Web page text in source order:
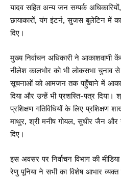
यादव सहित अन्य जन सम्पर्क
छायाकारों, यंग इंटर्न, सुजस बुलेटिन में
दिए।
मुख्य निर्वाचन अधिकारी ने
नीलेश कालभोर को भी लोकसभा चुनाव
सूचनाओं को आमजन तक पहुँचाने में
दिया और उन्हें भी प्रशस्ति-पत्र दिया।
प्रशिक्षण गतिविधियों के लिए प्रशिक्षण
माथुर, श्री मनीष गोयल, सुधीर जैन और
दिए।
इस अवसर पर निर्वाचन विभाग की
रेणु पूनिया ने सभी का विशेष आभार व्यक्त